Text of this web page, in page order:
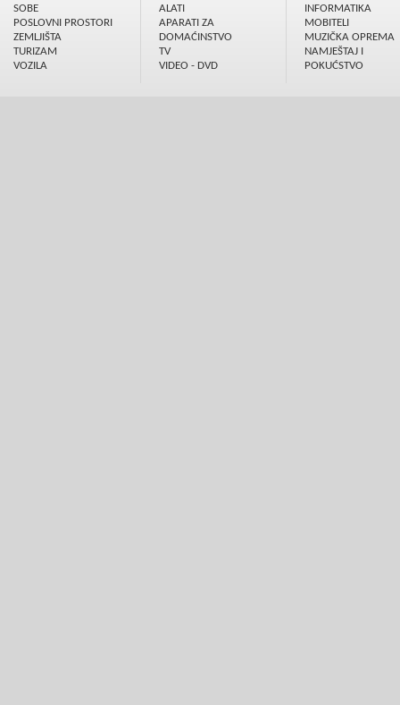
SOBE
POSLOVNI PROSTORI
ZEMLJIŠTA
TURIZAM
VOZILA
ALATI
APARATI ZA
DOMAĆINSTVO
TV
VIDEO - DVD
INFORMATIKA
MOBITELI
MUZIČKA OPREMA
NAMJEŠTAJ I
POKUĆSTVO